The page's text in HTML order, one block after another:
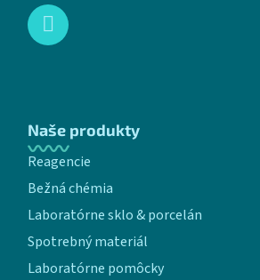
Naše produkty
Reagencie
Bežná chémia
Laboratórne sklo & porcelán
Spotrebný materiál
Laboratórne pomôcky